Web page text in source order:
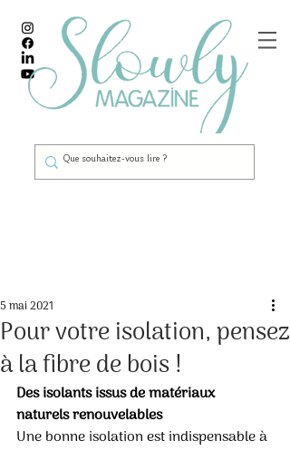
Pour votre isolation, pensez
à la fibre de bois !
5 mai 2021
Des isolants issus de matériaux
naturels renouvelables
Une bonne isolation est indispensable à